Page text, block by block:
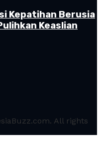
Kepatihan Berusia
Keaslian
All rights